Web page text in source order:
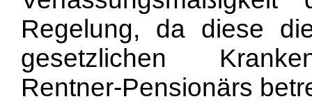
Regelung, da diese
gesetzlichen
Rentner-Pensionärs